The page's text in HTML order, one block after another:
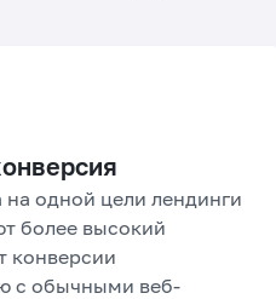
на одной цели лендинги
более высокий
конверсии
с обычными веб-